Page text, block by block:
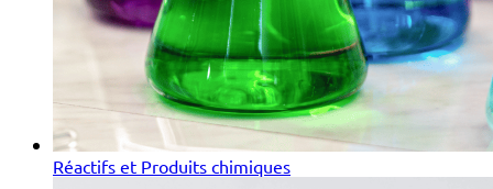
Réactifs et Produits chimiques